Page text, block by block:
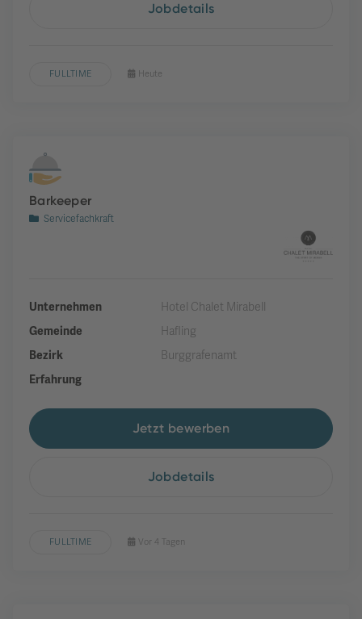
Jobdetails
FULLTIME Heute
Barkeeper
Servicefachkraft
Unternehmen
Hotel Chalet Mirabell
Gemeinde
Hafling
Bezirk
Burggrafenamt
Erfahrung
Jetzt bewerben
Jobdetails
FULLTIME Vor 4 Tagen